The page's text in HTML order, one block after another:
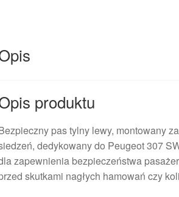
produktu
pas tylny lewy, montowany
dedykowany do Peugeot 307
zapewnienia bezpieczeństwa
skutkami nagłych hamowań czy